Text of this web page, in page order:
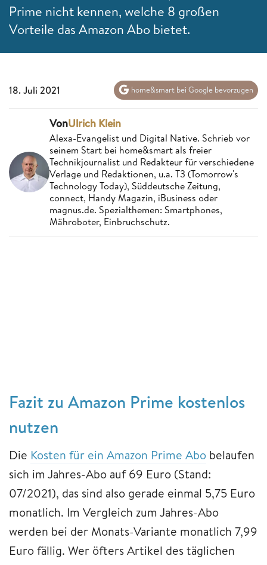
Prime nicht kennen, welche 8 großen
Vorteile das Amazon Abo bietet.
18. Juli 2021 home&smart bei Google bevorzugen
VonUlrich Klein
Alexa-Evangelist und Digital Native. Schrieb vor
seinem Start bei home&smart als freier
Technikjournalist und Redakteur für verschiedene
Verlage und Redaktionen, u.a. T3 (Tomorrow's
Technology Today), Süddeutsche Zeitung,
connect, Handy Magazin, iBusiness oder
magnus.de. Spezialthemen: Smartphones,
Mähroboter, Einbruchschutz.
Fazit zu Amazon Prime kostenlos
nutzen
Die Kosten für ein Amazon Prime Abo belaufen
sich im Jahres-Abo auf 69 Euro (Stand:
07/2021), das sind also gerade einmal 5,75 Euro
monatlich. Im Vergleich zum Jahres-Abo
werden bei der Monats-Variante monatlich 7,99
Euro fällig. Wer öfters Artikel des täglichen